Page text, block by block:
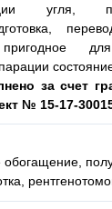
угля,
за счет
№ 15-17-